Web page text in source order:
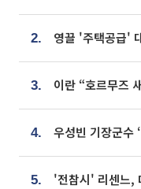
2.
3.
4.
5.